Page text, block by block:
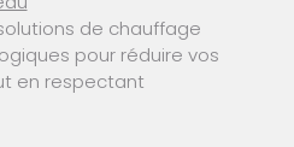
de chauffage
pour réduire vos
en respectant